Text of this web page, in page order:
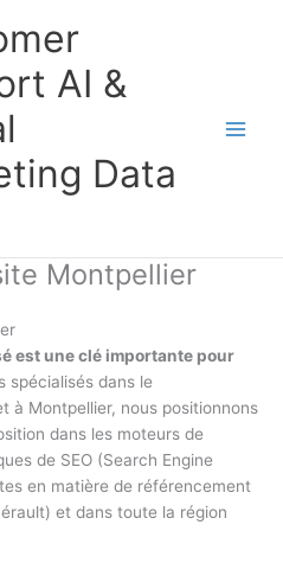
AI &
Data
Montpellier
est une clé importante pour
spécialisés dans le
à Montpellier, nous positionnons
dans les moteurs de
de SEO (Search Engine
en matière de référencement
et dans toute la région